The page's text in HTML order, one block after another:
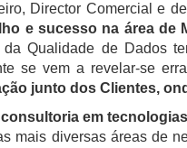
Director Comercial e
e sucesso na área de
Qualidade de Dados
se vem a revelar-se
junto dos Clientes,
em
mais diversas áreas de